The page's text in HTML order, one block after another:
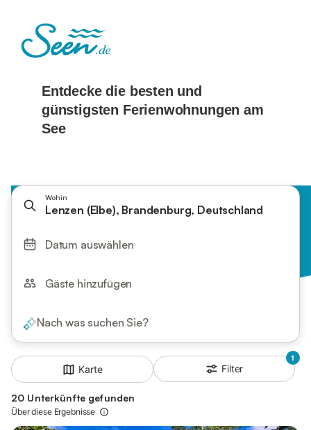
Wohin
Lenzen (Elbe), Brandenburg, Deutschland
Datum auswählen
Gäste hinzufügen
Nach was suchen Sie?
Karte
1
Filter
20 Unterkünfte gefunden
Über diese Ergebnisse